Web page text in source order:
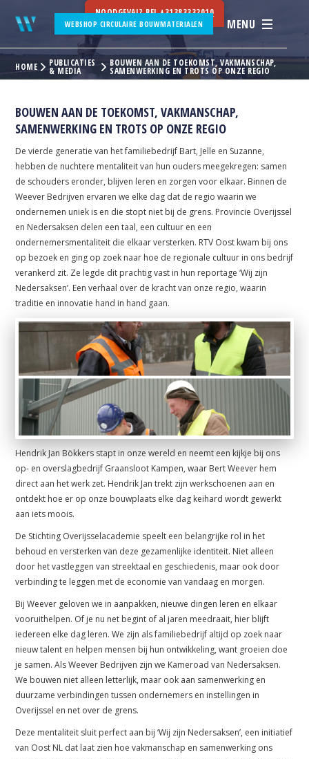
WEBSHOP CIRCULAIRE BOUWMATERIALEN MENU
NOODGEVAL? BEL+31383332010
HOME PUBLICATIES
& MEDIA
BOUWEN AAN DE TOEKOMST, VAKMANSCHAP,
SAMENWERKING EN TROTS OP ONZE REGIO
BOUWEN AAN DE TOEKOMST, VAKMANSCHAP,
SAMENWERKING EN TROTS OP ONZE REGIO
De vierde generatie van het familiebedrijf Bart, Jelle en Suzanne,
hebben de nuchtere mentaliteit van hun ouders meegekregen: samen
de schouders eronder, blijven leren en zorgen voor elkaar. Binnen de
Weever Bedrijven ervaren we elke dag dat de regio waarin we
ondernemen uniek is en die stopt niet bij de grens. Provincie Overijssel
en Nedersaksen delen een taal, een cultuur en een
ondernemersmentaliteit die elkaar versterken. RTV Oost kwam bij ons
op bezoek en ging op zoek naar hoe de regionale cultuur in ons bedrijf
verankerd zit. Ze legde dit prachtig vast in hun reportage ‘Wij zijn
Nedersaksen’. Een verhaal over de kracht van onze regio, waarin
traditie en innovatie hand in hand gaan.
Hendrik Jan Bökkers stapt in onze wereld en neemt een kijkje bij ons
op- en overslagbedrijf Graansloot Kampen, waar Bert Weever hem
direct aan het werk zet. Hendrik Jan trekt zijn werkschoenen aan en
ontdekt hoe er op onze bouwplaats elke dag keihard wordt gewerkt
aan iets moois.
De Stichting Overijsselacademie speelt een belangrijke rol in het
behoud en versterken van deze gezamenlijke identiteit. Niet alleen
door het vastleggen van streektaal en geschiedenis, maar ook door
verbinding te leggen met de economie van vandaag en morgen.
Bij Weever geloven we in aanpakken, nieuwe dingen leren en elkaar
vooruithelpen. Of je nu net begint of al jaren meedraait, hier blijft
iedereen elke dag leren. We zijn als familiebedrijf altijd op zoek naar
nieuw talent en helpen mensen bij hun ontwikkeling, want groeien doe
je samen. Als Weever Bedrijven zijn we Kameroad van Nedersaksen.
We bouwen niet alleen letterlijk, maar ook aan samenwerking en
duurzame verbindingen tussen ondernemers en instellingen in
Overijssel en net over de grens.
Deze mentaliteit sluit perfect aan bij ‘Wij zijn Nedersaksen’, een initiatief
van Oost NL dat laat zien hoe vakmanschap en samenwerking ons